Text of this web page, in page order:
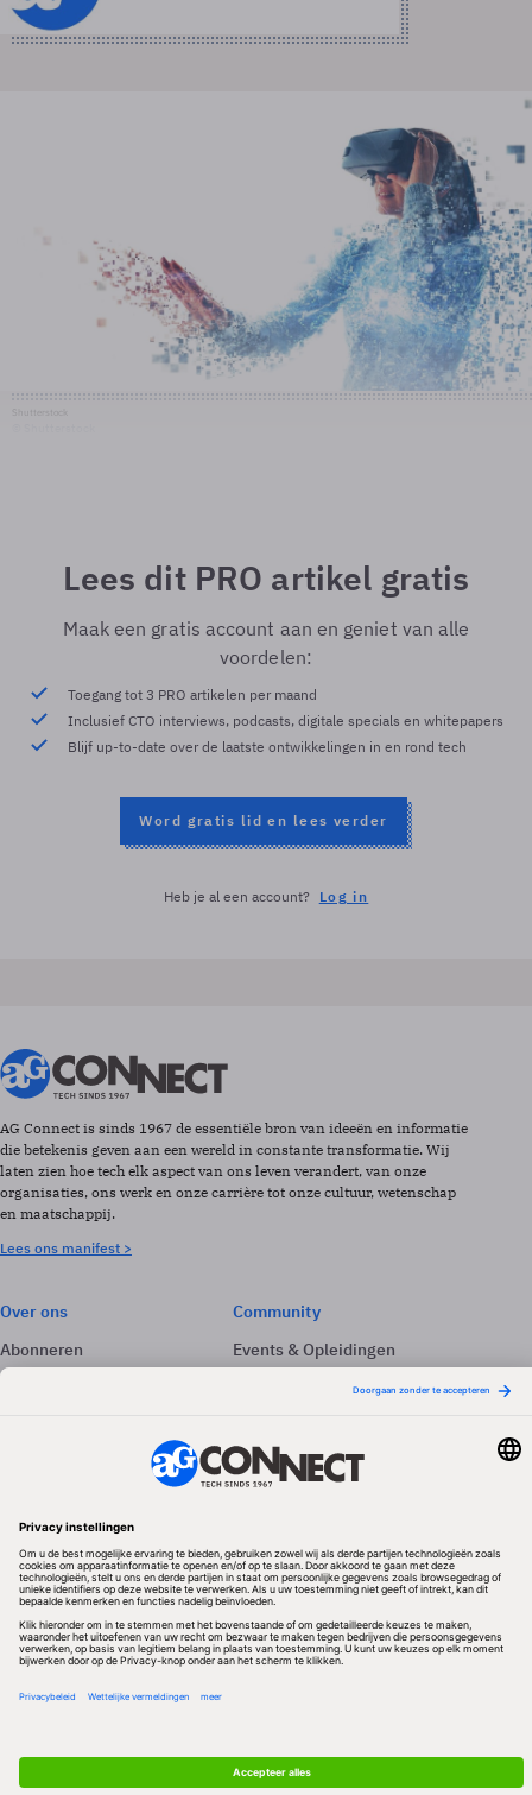
Lees dit PRO artikel gratis
Maak een gratis account aan en geniet van alle
voordelen:
Toegang tot 3 PRO artikelen per maand
Inclusief CTO interviews, podcasts, digitale specials en whitepapers
Blijf up-to-date over de laatste ontwikkelingen in en rond tech
Word gratis lid en lees verder
Heb je al een account? Log in
AG Connect is sinds 1967 de essentiële bron van ideeën en informatie
die betekenis geven aan een wereld in constante transformatie. Wij
laten zien hoe tech elk aspect van ons leven verandert, van onze
organisaties, ons werk en onze carrière tot onze cultuur, wetenschap
en maatschappij.
Lees ons manifest >
Over ons
Abonneren
Adverteren
Community
Events & Opleidingen
Volg ons
Redactionele partner
Algemene Voorwaarden & Copyrights